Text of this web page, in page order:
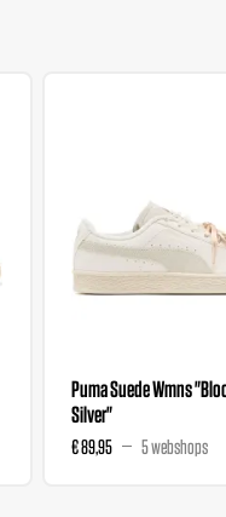
Puma Suede Wmns
Silver"
€ 89,95 5 webshops